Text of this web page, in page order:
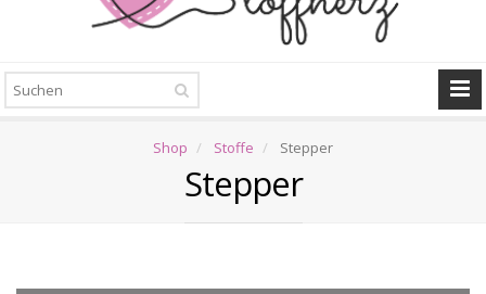
Shop Stoffe Stepper
Stepper